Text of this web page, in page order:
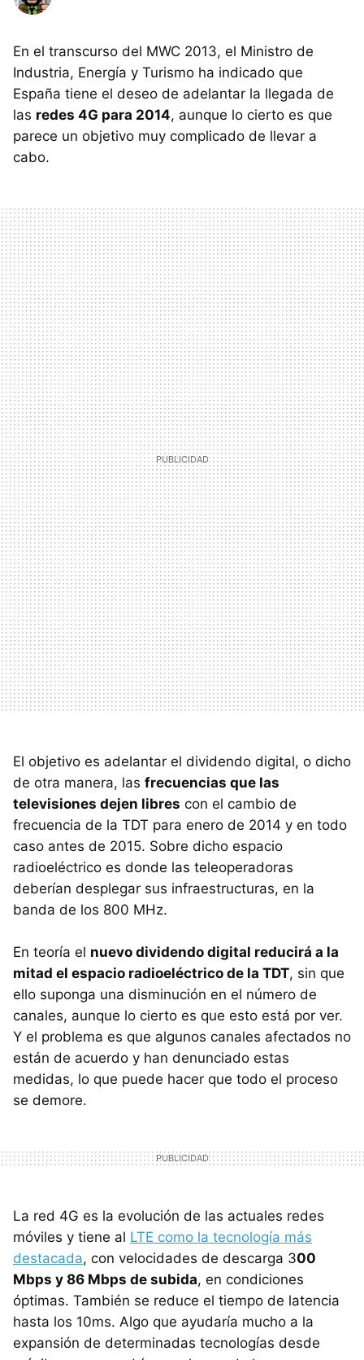
En el transcurso del MWC 2013, el Ministro de
Industria, Energía y Turismo ha indicado que
España tiene el deseo de adelantar la llegada de
las redes 4G para 2014, aunque lo cierto es que
parece un objetivo muy complicado de llevar a
cabo.
El objetivo es adelantar el dividendo digital, o dicho
de otra manera, las frecuencias que las
televisiones dejen libres con el cambio de
frecuencia de la TDT para enero de 2014 y en todo
caso antes de 2015. Sobre dicho espacio
radioeléctrico es donde las teleoperadoras
deberían desplegar sus infraestructuras, en la
banda de los 800 MHz.
En teoría el nuevo dividendo digital reducirá a la
mitad el espacio radioeléctrico de la TDT, sin que
ello suponga una disminución en el número de
canales, aunque lo cierto es que esto está por ver.
Y el problema es que algunos canales afectados no
están de acuerdo y han denunciado estas
medidas, lo que puede hacer que todo el proceso
se demore.
La red 4G es la evolución de las actuales redes
móviles y tiene al LTE como la tecnología más
destacada, con velocidades de descarga 300
Mbps y 86 Mbps de subida, en condiciones
óptimas. También se reduce el tiempo de latencia
hasta los 10ms. Algo que ayudaría mucho a la
expansión de determinadas tecnologías desde